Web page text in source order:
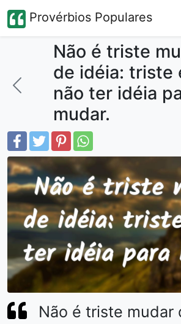
Provérbios Populares
Não é triste
de idéia: triste
não ter idéia
mudar.
Não é triste mudar